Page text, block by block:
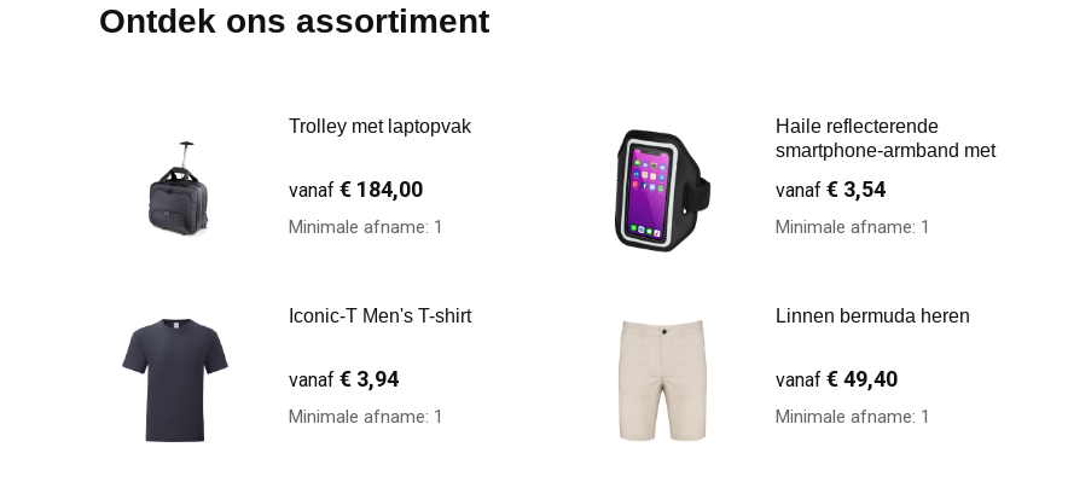
Ontdek ons assortiment
Trolley met laptopvak
vanaf € 184,00
Minimale afname: 1
Haile reflecterende
smartphone-armband met
vanaf€ 3,54
Minimale afname: 1
Iconic-T Men's T-shirt
vanaf € 3,94
Minimale afname: 1
Linnen bermuda heren
vanaf€ 49,40
Minimale afname: 1